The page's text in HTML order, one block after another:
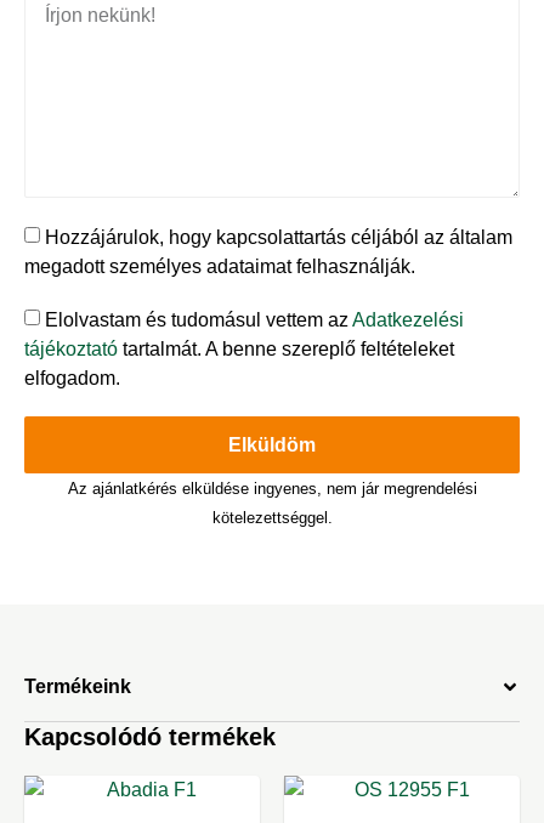
Hozzájárulok, hogy kapcsolattartás céljából az általam
megadott személyes adataimat felhasználják.
Elolvastam és tudomásul vettem az Adatkezelési
tájékoztató tartalmát. A benne szereplő feltételeket
elfogadom.
Elküldöm
Az ajánlatkérés elküldése ingyenes, nem jár megrendelési
kötelezettséggel.
Termékeink
Kapcsolódó termékek